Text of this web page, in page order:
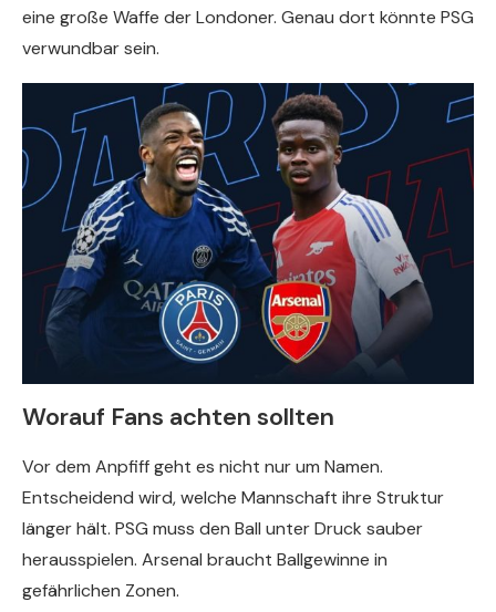
eine große Waffe der Londoner. Genau dort könnte PSG
verwundbar sein.
Worauf Fans achten sollten
Vor dem Anpfiff geht es nicht nur um Namen.
Entscheidend wird, welche Mannschaft ihre Struktur
länger hält. PSG muss den Ball unter Druck sauber
herausspielen. Arsenal braucht Ballgewinne in
gefährlichen Zonen.